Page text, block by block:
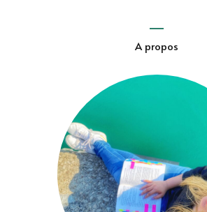
A propos